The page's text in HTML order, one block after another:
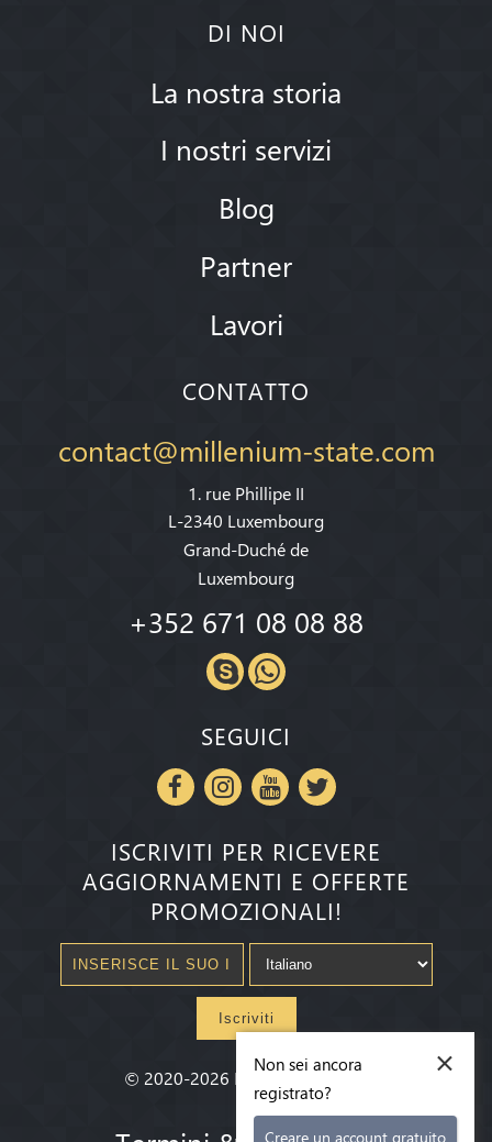
DI NOI
La nostra storia
I nostri servizi
Blog
Partner
Lavori
CONTATTO
contact@millenium-state.com
1. rue Phillipe II
L-2340 Luxembourg
Grand-Duché de
Luxembourg
+352 671 08 08 88
SEGUICI
ISCRIVITI PER RICEVERE
AGGIORNAMENTI E OFFERTE
PROMOZIONALI!
Iscriviti
© 2020-2026 Millenium State® ×
Non sei ancora
registrato?
Creare un account gratuito